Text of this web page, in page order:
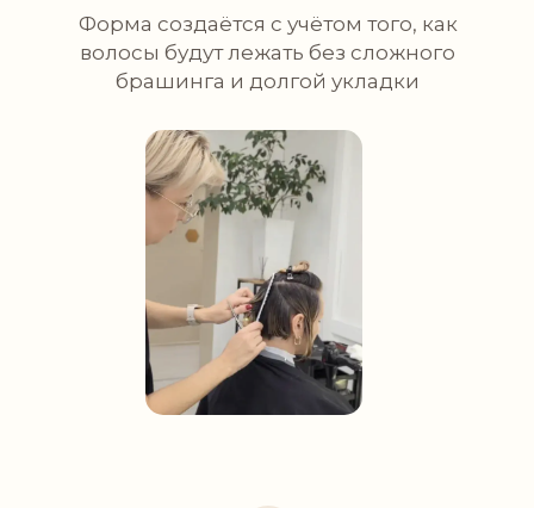
Форма создаётся с учётом того, как
волосы будут лежать без сложного
брашинга и долгой укладки